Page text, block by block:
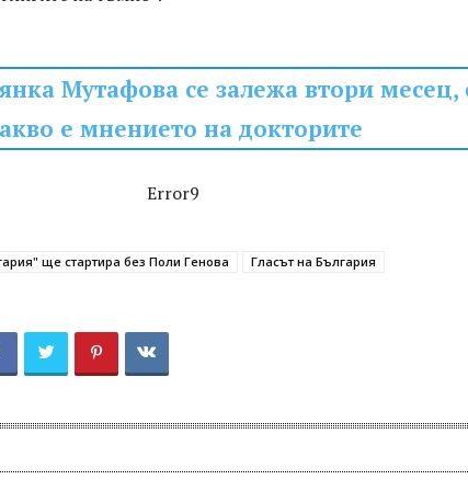
Мутафова се залежа втори месец,
е мнението на докторите
Error9
ще стартира без Поли Генова
Гласът на България